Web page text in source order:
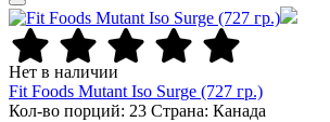
Нет в наличии
Fit Foods Mutant Iso Surge (727 гр.)
Кол-во порций: 23 Страна: Канада